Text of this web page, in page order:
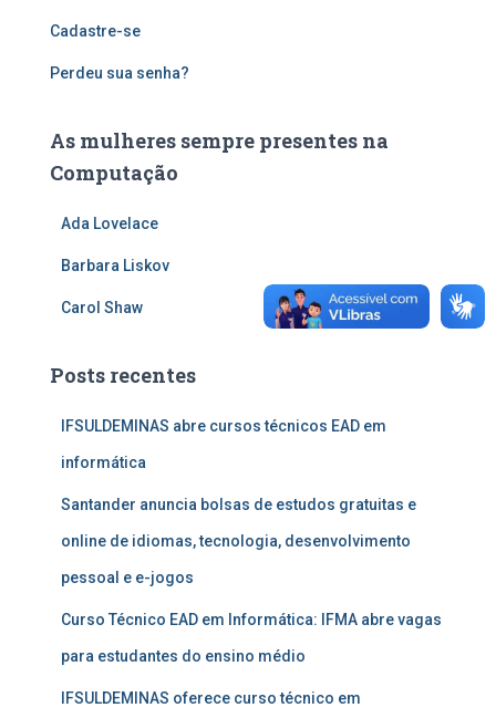
Cadastre-se
Perdeu sua senha?
As mulheres sempre presentes na
Computação
Ada Lovelace
Barbara Liskov
Carol Shaw
Posts recentes
IFSULDEMINAS abre cursos técnicos EAD em
informática
Santander anuncia bolsas de estudos gratuitas e
online de idiomas, tecnologia, desenvolvimento
pessoal e e-jogos
Curso Técnico EAD em Informática: IFMA abre vagas
para estudantes do ensino médio
IFSULDEMINAS oferece curso técnico em